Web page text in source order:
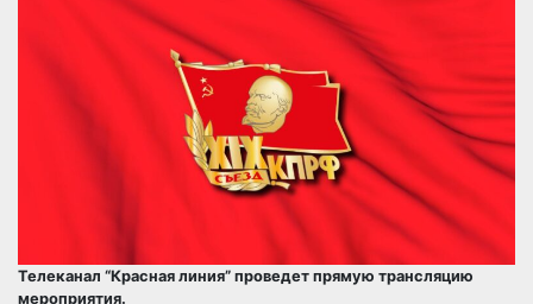
Телеканал “Красная линия” проведет прямую трансляцию
мероприятия.